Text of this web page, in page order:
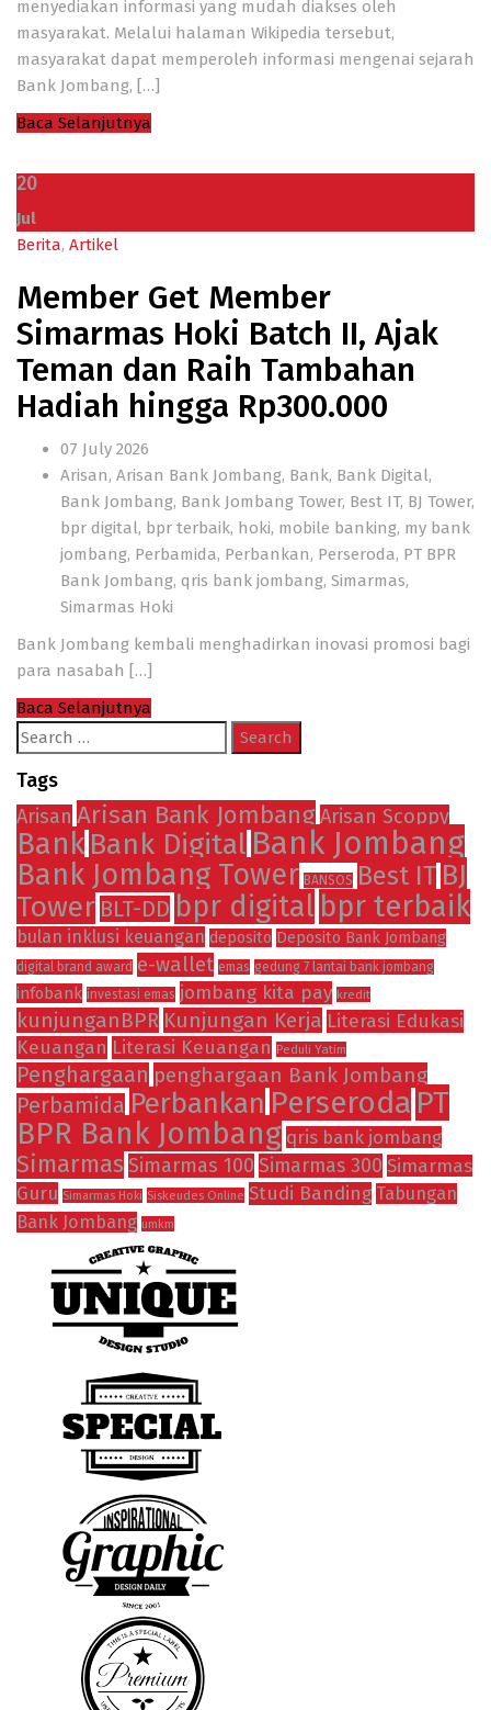
menyediakan informasi yang mudah diakses oleh
masyarakat. Melalui halaman Wikipedia tersebut,
masyarakat dapat memperoleh informasi mengenai sejarah
Bank Jombang, […]
Baca Selanjutnya
20
Jul
Berita, Artikel
Member Get Member
Simarmas Hoki Batch II, Ajak
Teman dan Raih Tambahan
Hadiah hingga Rp300.000
07 July 2026
Arisan, Arisan Bank Jombang, Bank, Bank Digital,
Bank Jombang, Bank Jombang Tower, Best IT, BJ Tower,
bpr digital, bpr terbaik, hoki, mobile banking, my bank
jombang, Perbamida, Perbankan, Perseroda, PT BPR
Bank Jombang, qris bank jombang, Simarmas,
Simarmas Hoki
Bank Jombang kembali menghadirkan inovasi promosi bagi
para nasabah […]
Baca Selanjutnya
Search
for:
Tags
Arisan Arisan Bank JombangArisan Scoppy
Bank Bank Digital Bank Jombang
Bank Jombang Tower BANSOS Best IT BJ
Tower BLT-DD bpr digital bpr terbaik
bulan inklusi keuangan deposito Deposito Bank Jombang
digital brand award e-wallet emas gedung 7 lantai bank jombang
infobank investasi emas jombang kita pay kredit
kunjunganBPR Kunjungan Kerja Literasi Edukasi
Keuangan Literasi Keuangan Peduli Yatim
Penghargaan penghargaan Bank Jombang
Perbamida Perbankan Perseroda PT
BPR Bank Jombang qris bank jombang
Simarmas Simarmas 100 Simarmas 300 Simarmas
Guru Simarmas Hoki Siskeudes Online Studi Banding Tabungan
Bank Jombang umkm